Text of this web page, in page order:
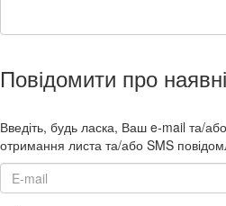
Повідомити про
Введіть, будь ласка, Ваш e-mail та/
отримання листа та/або SMS